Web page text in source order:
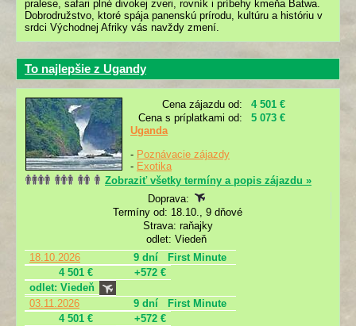
pralese, safari plné divokej zveri, rovník i príbehy kmeňa Batwa.
Dobrodružstvo, ktoré spája panenskú prírodu, kultúru a históriu v
srdci Východnej Afriky vás navždy zmení.
To najlepšie z Ugandy
Cena zájazdu od:
4 501 €
Cena s príplatkami od:
5 073 €
Uganda
- Poznávacie zájazdy
- Exotika
Zobraziť všetky termíny a popis zájazdu »
Doprava:
Termíny od: 18.10., 9 dňové
Strava: raňajky
odlet: Viedeň
18.10.2026
9 dní
First Minute
4 501 €
+572 €
odlet: Viedeň
03.11.2026
9 dní
First Minute
4 501 €
+572 €